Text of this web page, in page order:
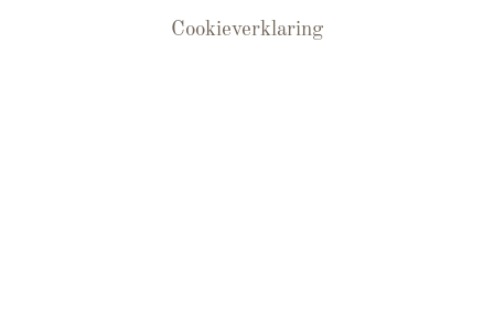
Cookieverklaring